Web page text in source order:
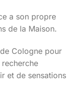
a son propre
de la Maison.
Cologne pour
et de sensations